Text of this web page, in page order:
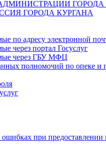
ГОРОДА
ГОРОДА КУРГАНА
по адресу электронной
через портал Госуслуг
через ГБУ МФЦ
полномочий по опеке и
при предоставлении